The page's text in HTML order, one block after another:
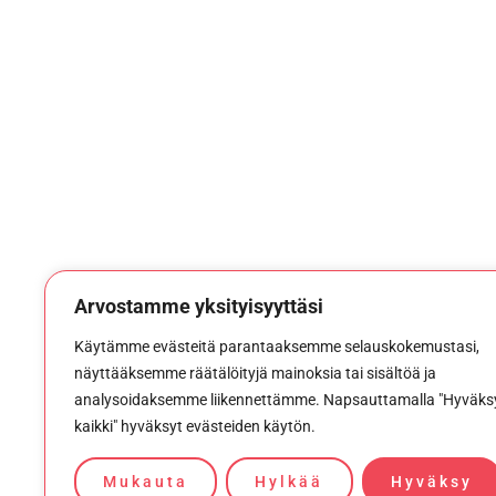
Arvostamme yksityisyyttäsi
Käytämme evästeitä parantaaksemme selauskokemustasi,
näyttääksemme räätälöityjä mainoksia tai sisältöä ja
analysoidaksemme liikennettämme. Napsauttamalla
kaikki" hyväksyt evästeiden käytön.
Mukauta Hylkää Hyväksy